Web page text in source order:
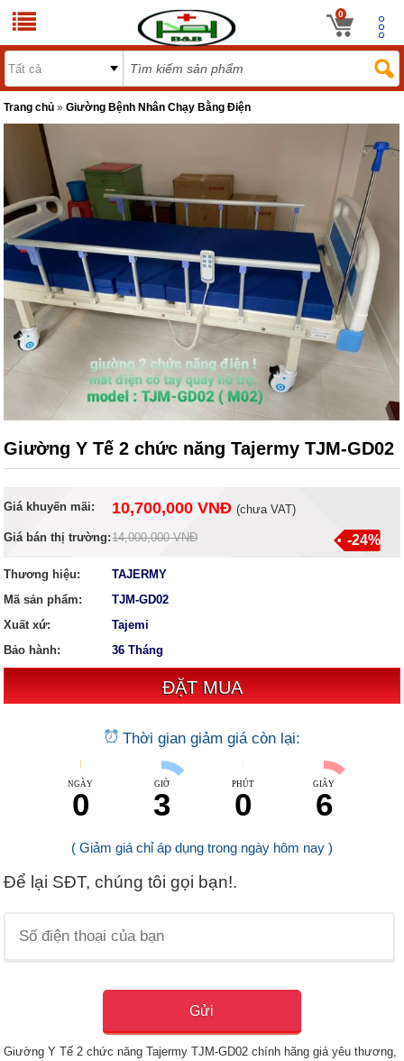
0
Trang chủ »Giường Bệnh Nhân Chạy Bằng Điện
Giường Y Tế 2 chức năng Tajermy TJM-GD02
Giá khuyến mãi: 10,700,000 VNĐ (chưa VAT)
Giá bán thị trường:14,000,000 VNĐ -24%
Thương hiệu:
TAJERMY
Mã sản phẩm:
TJM-GD02
Xuất xứ:
Tajemi
Bảo hành:
36 Tháng
Thời gian giảm giá còn lại:
NGÀY
0
GIỜ
3
PHÚT
0
GIÂY
5
( Giảm giá chỉ áp dụng trong ngày hôm nay )
Để lại SĐT, chúng tôi gọi bạn!.
Giường Y Tế 2 chức năng Tajermy TJM-GD02 chính hãng giá yêu thương,